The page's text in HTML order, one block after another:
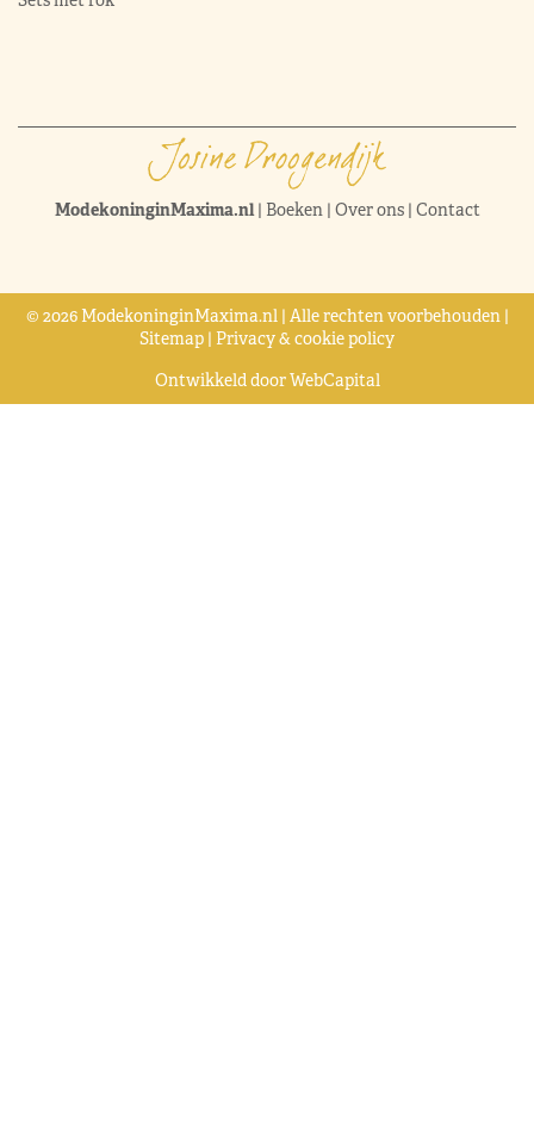
ModekoninginMaxima.nl| Boeken| Over ons| Contact
© 2026 ModekoninginMaxima.nl | Alle rechten voorbehouden |
Sitemap | Privacy & cookie policy
Ontwikkeld doorWebCapital